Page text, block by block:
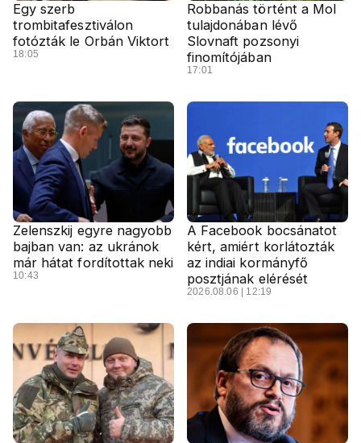
Egy szerb
trombitafesztiválon
fotózták le Orbán Viktort
18:05
Robbanás történt a Mol
tulajdonában lévő
Slovnaft pozsonyi
finomítójában
17:01
Zelenszkij egyre nagyobb
bajban van: az ukránok
már hátat fordítottak neki
10:43
A Facebook bocsánatot
kért, amiért korlátozták
az indiai kormányfő
posztjának elérését
2026.08.06 | 12:19